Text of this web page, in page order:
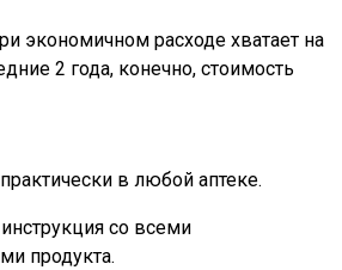
экономичном расходе хватает на
2 года, конечно, стоимость
в любой аптеке.
со всеми
продукта.